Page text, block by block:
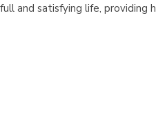
and satisfying life, providing